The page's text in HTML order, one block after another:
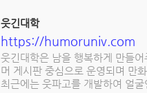
웃긴대학
https://humoruniv.com
웃긴대학은 남을 행복하게 만들
머 게시판 중심으로 운영되며 만
최근에는 웃파고를 개발하여 얼